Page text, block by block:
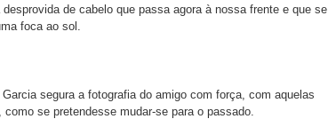
desprovida de cabelo que passa agora à nossa frente e que se
foca ao sol.
segura a fotografia do amigo com força, com aquelas
como se pretendesse mudar-se para o passado.